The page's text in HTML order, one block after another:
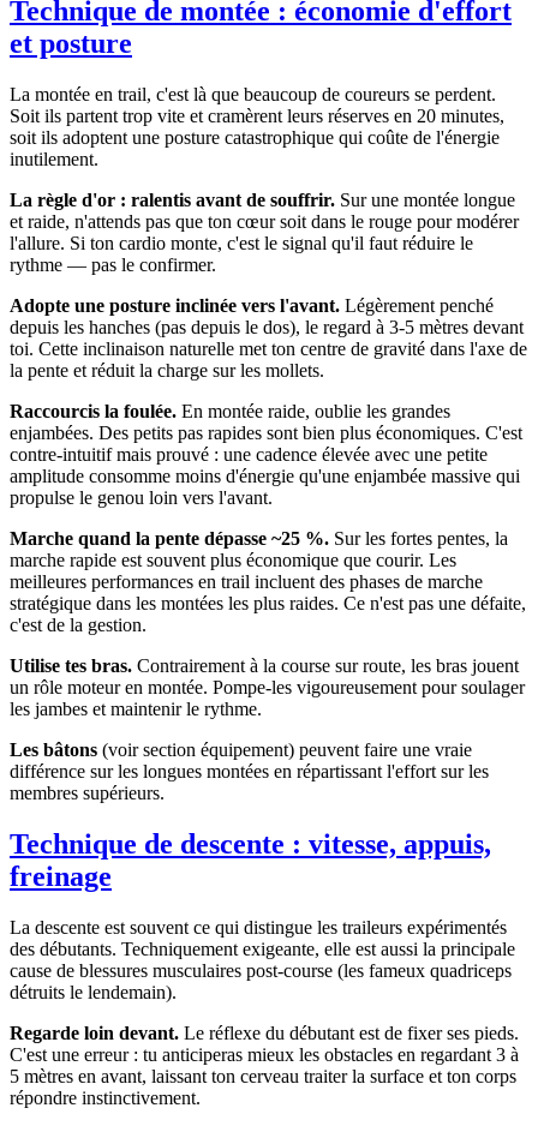
Technique de montée : économie d'effort
et posture
La montée en trail, c'est là que beaucoup de coureurs se perdent.
Soit ils partent trop vite et cramèrent leurs réserves en 20 minutes,
soit ils adoptent une posture catastrophique qui coûte de l'énergie
inutilement.
La règle d'or : ralentis avant de souffrir. Sur une montée longue
et raide, n'attends pas que ton cœur soit dans le rouge pour modérer
l'allure. Si ton cardio monte, c'est le signal qu'il faut réduire le
rythme — pas le confirmer.
Adopte une posture inclinée vers l'avant. Légèrement penché
depuis les hanches (pas depuis le dos), le regard à 3-5 mètres devant
toi. Cette inclinaison naturelle met ton centre de gravité dans l'axe de
la pente et réduit la charge sur les mollets.
Raccourcis la foulée. En montée raide, oublie les grandes
enjambées. Des petits pas rapides sont bien plus économiques. C'est
contre-intuitif mais prouvé : une cadence élevée avec une petite
amplitude consomme moins d'énergie qu'une enjambée massive qui
propulse le genou loin vers l'avant.
Marche quand la pente dépasse ~25 %. Sur les fortes pentes, la
marche rapide est souvent plus économique que courir. Les
meilleures performances en trail incluent des phases de marche
stratégique dans les montées les plus raides. Ce n'est pas une défaite,
c'est de la gestion.
Utilise tes bras. Contrairement à la course sur route, les bras jouent
un rôle moteur en montée. Pompe-les vigoureusement pour soulager
les jambes et maintenir le rythme.
Les bâtons (voir section équipement) peuvent faire une vraie
différence sur les longues montées en répartissant l'effort sur les
membres supérieurs.
Technique de descente : vitesse, appuis,
freinage
La descente est souvent ce qui distingue les traileurs expérimentés
des débutants. Techniquement exigeante, elle est aussi la principale
cause de blessures musculaires post-course (les fameux quadriceps
détruits le lendemain).
Regarde loin devant. Le réflexe du débutant est de fixer ses pieds.
C'est une erreur : tu anticiperas mieux les obstacles en regardant 3 à
5 mètres en avant, laissant ton cerveau traiter la surface et ton corps
répondre instinctivement.